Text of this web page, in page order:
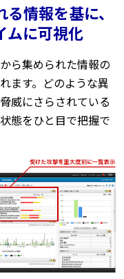
情報を基に、
ムに可視化
ら集められた情報の
ます。どのような異
威にさらされている
態をひと目で把握で